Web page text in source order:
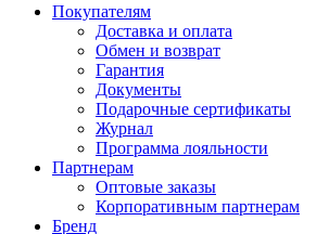
Покупателям
Доставка и оплата
Обмен и возврат
Гарантия
Документы
Подарочные сертификаты
Журнал
Программа лояльности
Партнерам
Оптовые заказы
Корпоративным партнерам
Бренд